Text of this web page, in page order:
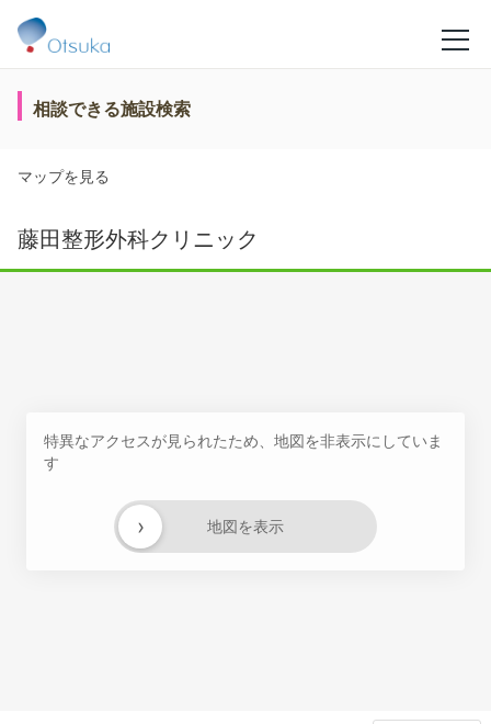
相談できる施設検索
マップを見る
藤田整形外科クリニック
特異なアクセスが見られたため、地図を非表示にしていま
す
地図を表示
›